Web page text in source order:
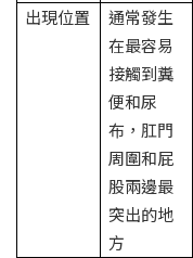
出現位置
通常發生
在最容易
接觸到糞
便和尿
布，肛門
周圍和屁
股兩邊最
突出的地
方